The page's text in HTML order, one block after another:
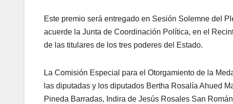
Este premio será entregado en Sesión Solemne del
acuerde la Junta de Coordinación Política, en el
de las titulares de los tres poderes del Estado.
La Comisión Especial para el Otorgamiento de la
las diputadas y los diputados Bertha Rosalía Ahued
Pineda Barradas, Indira de Jesús Rosales San